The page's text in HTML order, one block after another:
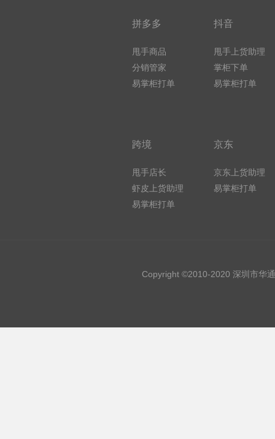
拼多多
甩手商品
分销管家
易掌柜打单
抖音
甩手上货助理
掌柜下单
易掌柜打单
跨境
甩手店长
虾皮上货助理
易掌柜打单
京东
京东上货助理
易掌柜打单
Copyright ©2010-2020 深圳市华